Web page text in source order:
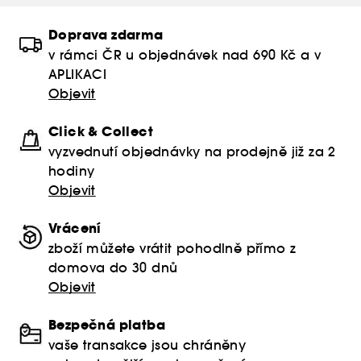
Doprava zdarma
v rámci ČR u objednávek nad 690 Kč a v
APLIKACI
Objevit
Click & Collect
vyzvednutí objednávky na prodejně již za 2
hodiny
Objevit
Vrácení
zboží můžete vrátit pohodlně přímo z
domova do 30 dnů
Objevit
Bezpečná platba
vaše transakce jsou chráněny